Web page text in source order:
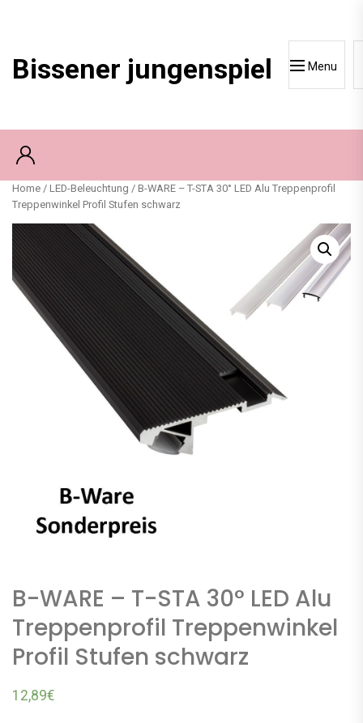
Bissener jungenspiel Menu
Home / LED-Beleuchtung / B-WARE – T-STA 30° LED Alu Treppenprofil
Treppenwinkel Profil Stufen schwarz
B-WARE – T-STA 30° LED Alu
Treppenprofil Treppenwinkel
Profil Stufen schwarz
12,89€